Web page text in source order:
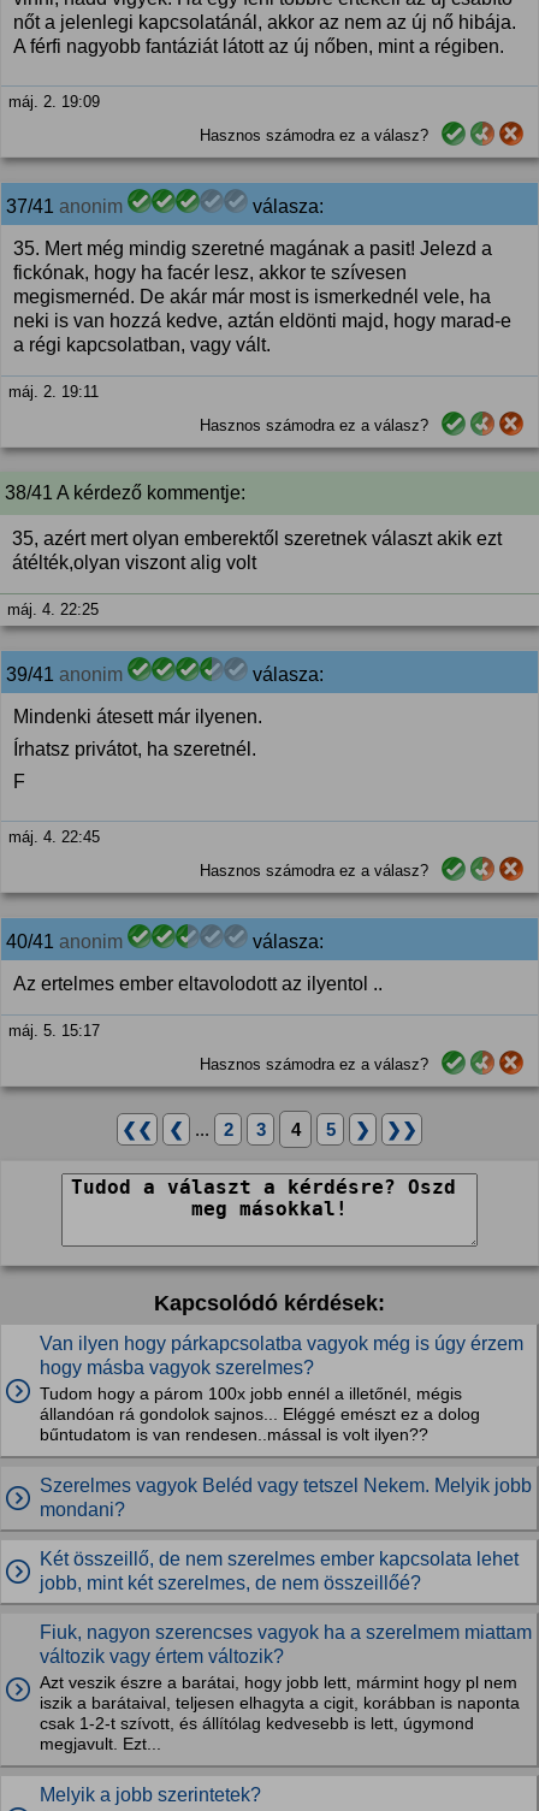
nőt a jelenlegi kapcsolatánál, akkor az nem az új nő hibája.
A férfi nagyobb fantáziát látott az új nőben, mint a régiben.
máj. 2. 19:09
Hasznos számodra ez a válasz?
37/41 anonim válasza:
35. Mert még mindig szeretné magának a pasit! Jelezd a
fickónak, hogy ha facér lesz, akkor te szívesen
megismernéd. De akár már most is ismerkednél vele, ha
neki is van hozzá kedve, aztán eldönti majd, hogy marad-e
a régi kapcsolatban, vagy vált.
máj. 2. 19:11
Hasznos számodra ez a válasz?
38/41 A kérdező kommentje:
35, azért mert olyan emberektől szeretnek választ akik ezt
átélték,olyan viszont alig volt
máj. 4. 22:25
39/41 anonim válasza:
Mindenki átesett már ilyenen.
Írhatsz privátot, ha szeretnél.
F
máj. 4. 22:45
Hasznos számodra ez a válasz?
40/41 anonim válasza:
Az ertelmes ember eltavolodott az ilyentol ..
máj. 5. 15:17
Hasznos számodra ez a válasz?
❮❮ ❮ ... 2 3 4 5 ❯ ❯❯
Kapcsolódó kérdések:
Van ilyen hogy párkapcsolatba vagyok még is úgy érzem
hogy másba vagyok szerelmes?
Tudom hogy a párom 100x jobb ennél a illetőnél, mégis
állandóan rá gondolok sajnos... Eléggé emészt ez a dolog
bűntudatom is van rendesen..mással is volt ilyen??
Szerelmes vagyok Beléd vagy tetszel Nekem. Melyik jobb
mondani?
Két összeillő, de nem szerelmes ember kapcsolata lehet
jobb, mint két szerelmes, de nem összeillőé?
Fiuk, nagyon szerencses vagyok ha a szerelmem miattam
változik vagy értem változik?
Azt veszik észre a barátai, hogy jobb lett, mármint hogy pl nem
iszik a barátaival, teljesen elhagyta a cigit, korábban is naponta
csak 1-2-t szívott, és állítólag kedvesebb is lett, úgymond
megjavult. Ezt...
Melyik a jobb szerintetek?